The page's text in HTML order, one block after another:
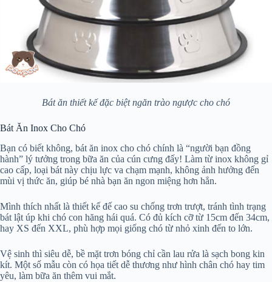
Bát ăn thiết kế đặc biệt ngăn trào ngược cho chó
Bát Ăn Inox Cho Chó
Bạn có biết không, bát ăn inox cho chó chính là “người bạn đồng
hành” lý tưởng trong bữa ăn của cún cưng đấy! Làm từ inox không gỉ
cao cấp, loại bát này chịu lực va chạm mạnh, không ảnh hưởng đến
mùi vị thức ăn, giúp bé nhà bạn ăn ngon miệng hơn hẳn.
Mình thích nhất là thiết kế đế cao su chống trơn trượt, tránh tình trạng
bát lật úp khi chó con hăng hái quá. Có đủ kích cỡ từ 15cm đến 34cm,
hay XS đến XXL, phù hợp mọi giống chó từ nhỏ xinh đến to lớn.
Vệ sinh thì siêu dễ, bề mặt trơn bóng chỉ cần lau rửa là sạch bong kin
kít. Một số mẫu còn có họa tiết dễ thương như hình chân chó hay tim
yêu, làm bữa ăn thêm vui mắt.